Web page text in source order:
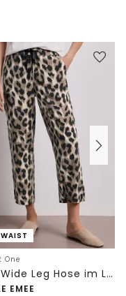
One
7/8 Wide Leg Hose im Loose Fit mit Print
EMEE